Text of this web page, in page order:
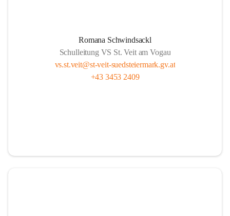
Romana Schwindsackl
Schulleitung VS St. Veit am Vogau
vs.st.veit@st-veit-suedsteiermark.gv.at
+43 3453 2409